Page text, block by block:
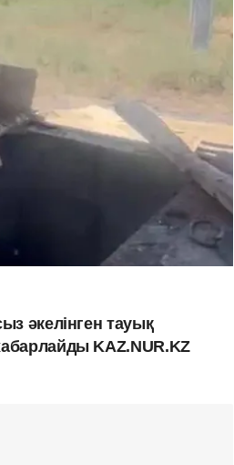
әкелінген тауық
KAZ.NUR.KZ